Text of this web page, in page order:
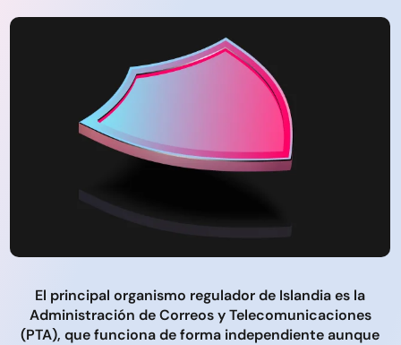
El principal organismo regulador de Islandia es la
Administración de Correos y Telecomunicaciones
(PTA), que funciona de forma independiente aunque